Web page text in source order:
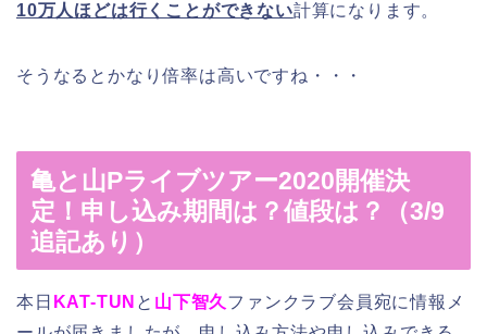
10万人ほどは行くことができない計算になります。
そうなるとかなり倍率は高いですね・・・
亀と山Pライブツアー2020開催決
定！申し込み期間は？値段は？（3/9
追記あり）
本日 KAT-TUN と 山下智久 ファンクラブ会員宛に情報メ